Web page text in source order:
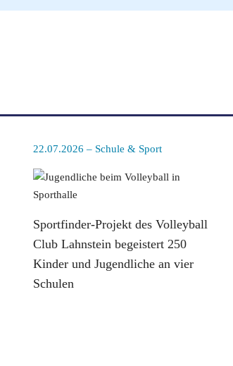
22.07.2026 – Schule & Sport
Sportfinder-Projekt des Volleyball
Club Lahnstein begeistert 250
Kinder und Jugendliche an vier
Schulen